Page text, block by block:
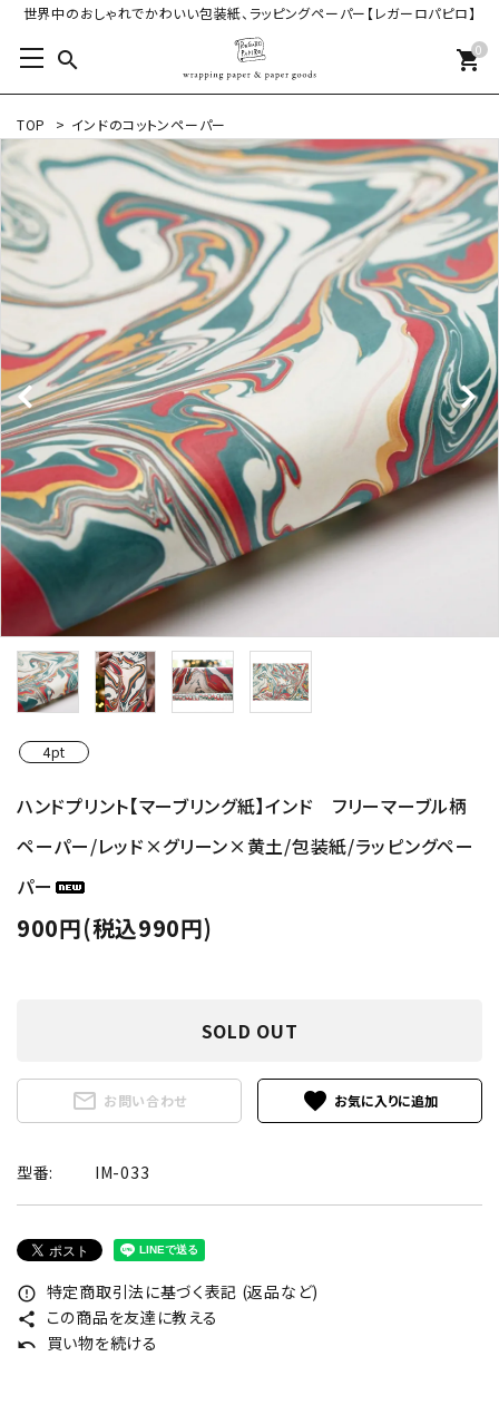
世界中のおしゃれでかわいい包装紙、ラッピングペーパー【レガーロパピロ】
search 0
shopping_cart
TOP > インドのコットンペーパー
4pt
ハンドプリント【マーブリング紙】インド フリーマーブル柄
ペーパー/レッド×グリーン×黄土/包装紙/ラッピングペー
パー
900円(税込990円)
SOLD OUT
mail_outline お問い合わせ favorite
型番: IM-033
error_outline 特定商取引法に基づく表記 (返品など)
share この商品を友達に教える
undo 買い物を続ける